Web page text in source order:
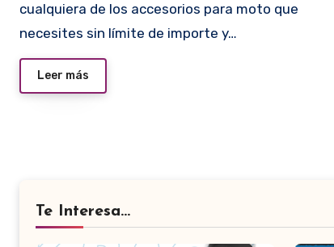
cualquiera de los accesorios para moto que
necesites sin límite de importe y…
Leer más
Te Interesa...